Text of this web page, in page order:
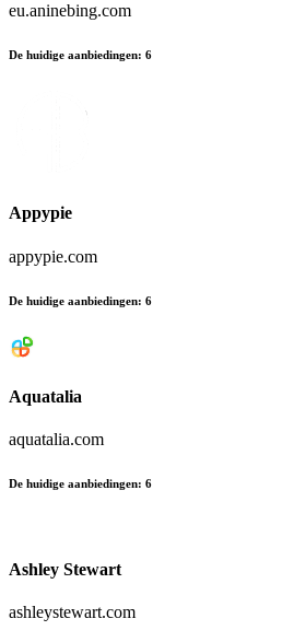
eu.aninebing.com
De huidige aanbiedingen: 6
Appypie
appypie.com
De huidige aanbiedingen: 6
Aquatalia
aquatalia.com
De huidige aanbiedingen: 6
Ashley Stewart
ashleystewart.com